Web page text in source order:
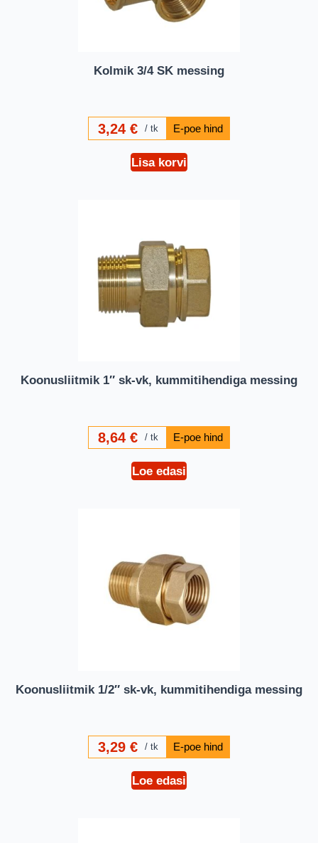
Kolmik 3/4 SK messing
3,24€ tk
Lisa korvi
Koonusliitmik 1″ sk-vk, kummitihendiga messing
8,64€ tk
Loe edasi
Koonusliitmik 1/2″ sk-vk, kummitihendiga messing
3,29€ tk
Loe edasi